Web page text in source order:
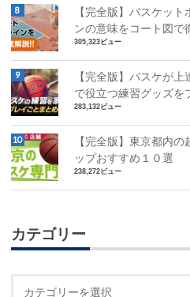
【完全版】バスケッ
ンの意味をコート図で
305,323ビュー
【完全版】バスケが
で役立つ練習グッズを
283,132ビュー
【完全版】東京都内
ップおすすめ１０選
238,272ビュー
カテゴリー